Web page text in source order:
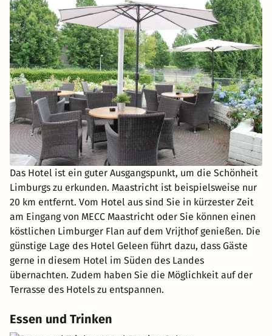
Das Hotel ist ein guter Ausgangspunkt, um die Schönheit
Limburgs zu erkunden. Maastricht ist beispielsweise nur
20 km entfernt. Vom Hotel aus sind Sie in kürzester Zeit
am Eingang von MECC Maastricht oder Sie können einen
köstlichen Limburger Flan auf dem Vrijthof genießen. Die
günstige Lage des Hotel Geleen führt dazu, dass Gäste
gerne in diesem Hotel im Süden des Landes
übernachten. Zudem haben Sie die Möglichkeit auf der
Terrasse des Hotels zu entspannen.
Essen und Trinken